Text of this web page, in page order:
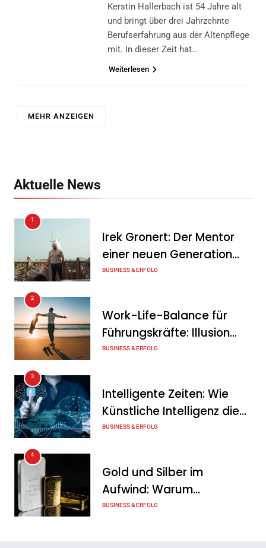
Kerstin Hallerbach ist 54 Jahre alt
und bringt über drei Jahrzehnte
Berufserfahrung aus der Altenpflege
mit. In dieser Zeit hat…
Weiterlesen
MEHR ANZEIGEN
Aktuelle News
1
Irek Gronert: Der Mentor
einer neuen Generation
von Unternehmern
BUSINESS & ERFOLG
2
Work-Life-Balance für
Führungskräfte: Illusion
oder echte Chance?
BUSINESS & ERFOLG
3
Intelligente Zeiten: Wie
Künstliche Intelligenz die
Geschäftswelt verändert
BUSINESS & ERFOLG
4
Gold und Silber im
Aufwind: Warum
Edelmetalle als sicherer
BUSINESS & ERFOLG